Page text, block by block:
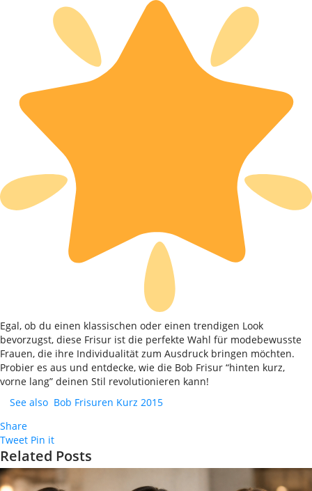
Egal, ob du einen klassischen oder einen trendigen Look
bevorzugst, diese Frisur ist die perfekte Wahl für modebewusste
Frauen, die ihre Individualität zum Ausdruck bringen möchten.
Probier es aus und entdecke, wie die Bob Frisur “hinten kurz,
vorne lang” deinen Stil revolutionieren kann!
See also Bob Frisuren Kurz 2015
Share
Tweet Pin it
Related Posts